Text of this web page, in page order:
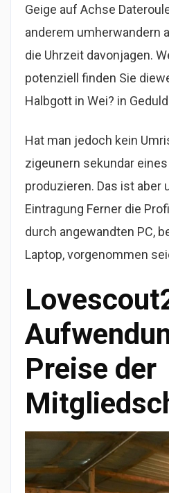
Geige auf Achse
anderem umherwandern
die Uhrzeit davonjagen.
potenziell finden Sie
Halbgott in Wei? in
Hat man jedoch kein
zigeunern sekundar eines
produzieren. Das ist aber
Eintragung Ferner die
durch angewandten PC,
Laptop, vorgenommen
Preise der